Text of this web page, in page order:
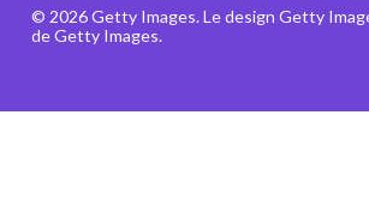
© 2026 Getty Images. Le design Getty
de Getty Images.